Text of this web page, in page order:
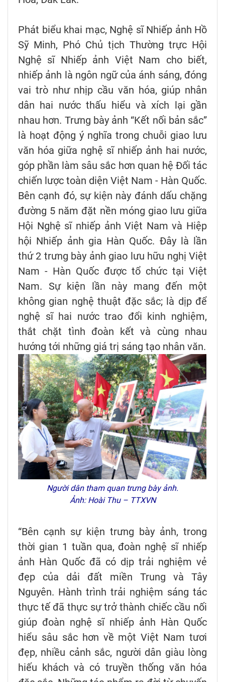
Phát biểu khai mạc, Nghệ sĩ Nhiếp ảnh Hồ
Sỹ Minh, Phó Chủ tịch Thường trực Hội
Nghệ sĩ Nhiếp ảnh Việt Nam cho biết,
nhiếp ảnh là ngôn ngữ của ánh sáng, đóng
vai trò như nhịp cầu văn hóa, giúp nhân
dân hai nước thấu hiểu và xích lại gần
nhau hơn. Trưng bày ảnh “Kết nối bản sắc”
là hoạt động ý nghĩa trong chuỗi giao lưu
văn hóa giữa nghệ sĩ nhiếp ảnh hai nước,
góp phần làm sâu sắc hơn quan hệ Đối tác
chiến lược toàn diện Việt Nam - Hàn Quốc.
Bên cạnh đó, sự kiện này đánh dấu chặng
đường 5 năm đặt nền móng giao lưu giữa
Hội Nghệ sĩ nhiếp ảnh Việt Nam và Hiệp
hội Nhiếp ảnh gia Hàn Quốc. Đây là lần
thứ 2 trưng bày ảnh giao lưu hữu nghị Việt
Nam - Hàn Quốc được tổ chức tại Việt
Nam. Sự kiện lần này mang đến một
không gian nghệ thuật đặc sắc; là dịp để
nghệ sĩ hai nước trao đổi kinh nghiệm,
thắt chặt tình đoàn kết và cùng nhau
hướng tới những giá trị sáng tạo nhân văn.
Người dân tham quan trưng bày ảnh.
Ảnh: Hoài Thu – TTXVN
“Bên cạnh sự kiện trưng bày ảnh, trong
thời gian 1 tuần qua, đoàn nghệ sĩ nhiếp
ảnh Hàn Quốc đã có dịp trải nghiệm vẻ
đẹp của dải đất miền Trung và Tây
Nguyên. Hành trình trải nghiệm sáng tác
thực tế đã thực sự trở thành chiếc cầu nối
giúp đoàn nghệ sĩ nhiếp ảnh Hàn Quốc
hiểu sâu sắc hơn về một Việt Nam tươi
đẹp, nhiều cảnh sắc, người dân giàu lòng
hiếu khách và có truyền thống văn hóa